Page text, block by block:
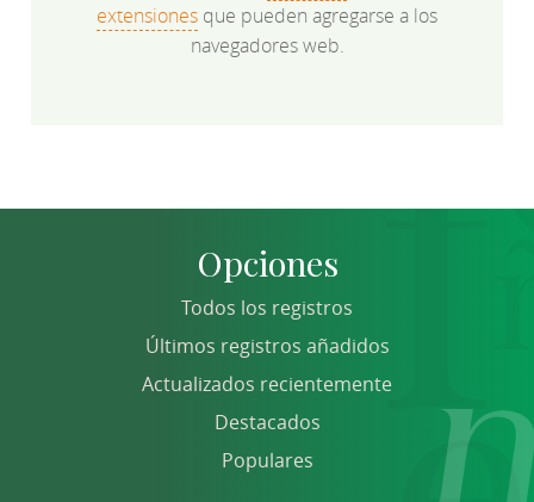
extensiones que pueden agregarse a los
navegadores web.
Opciones
Todos los registros
Últimos registros añadidos
Actualizados recientemente
Destacados
Populares